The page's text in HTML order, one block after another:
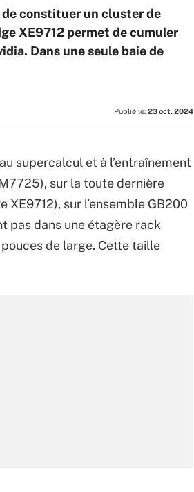
constituer un cluster de
XE9712 permet de cumuler
Dans une seule baie de
Publié le: 23 oct. 2024
supercalcul et à l’entraînement
sur la toute dernière
sur l’ensemble GB200
pas dans une étagère rack
de large. Cette taille